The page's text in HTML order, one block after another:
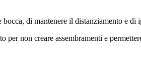
di mantenere il distanziamento e di
per non creare assembramenti e